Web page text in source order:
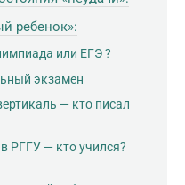
ребенок»:
или ЕГЭ ?
экзамен
— кто писал
РГГУ — кто учился?